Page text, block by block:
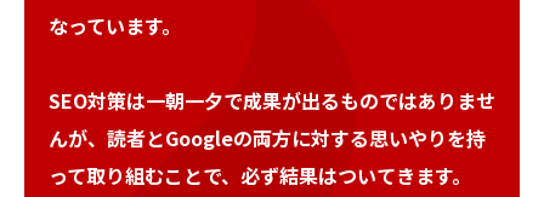
なっています。
SEO対策は一朝一夕で成果が出るものではありませ
んが、読者とGoogleの両方に対する思いやりを持
って取り組むことで、必ず結果はついてきます。